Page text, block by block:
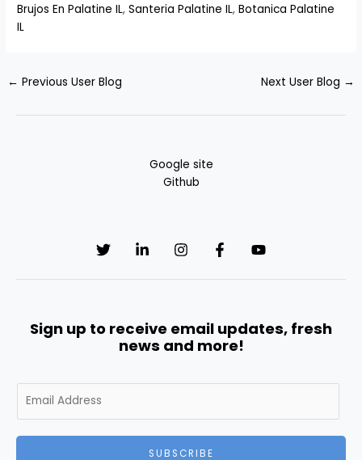
Brujos En Palatine IL,Santeria Palatine IL,Botanica Palatine
IL
← Previous User Blog Next User Blog →
Google site
Github
Sign up to receive email updates, fresh
news and more!
m
SUBSCRIBE